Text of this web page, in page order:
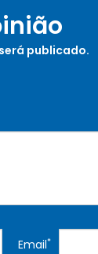
publicado.
Email*